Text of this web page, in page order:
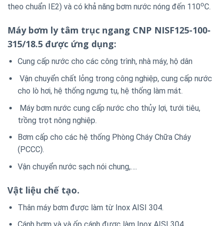
theo chuẩn IE2) và có khả năng bơm nước nóng đến 110oC.
Máy bơm ly tâm trục ngang CNP NISF125-100-
315/18.5 được ứng dụng:
Cung cấp nước cho các công trình, nhà máy, hộ dân
Vận chuyển chất lỏng trong công nghiệp, cung cấp nước
cho lò hơi, hệ thống ngưng tụ, hệ thống làm mát.
Máy bơm nước cung cấp nước cho thủy lợi, tưới tiêu,
trồng trọt nông nghiệp.
Bơm cấp cho các hệ thống Phòng Cháy Chữa Cháy
(PCCC).
Vận chuyển nước sạch nói chung,….
Vật liệu chế tạo.
Thân máy bơm được làm từ Inox AISI 304.